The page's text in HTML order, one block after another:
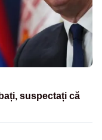
suspectați că